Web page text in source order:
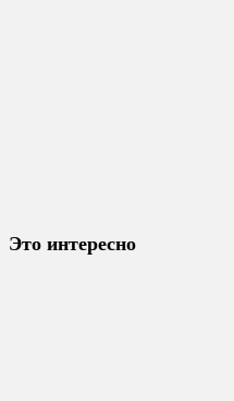
Это интересно